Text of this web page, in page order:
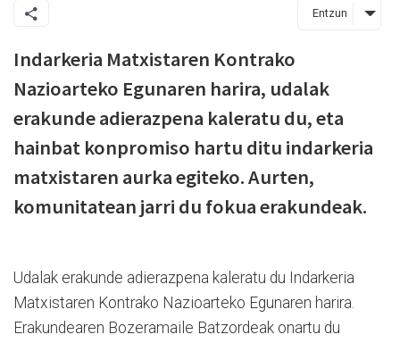
Entzun
Indarkeria Matxistaren Kontrako
Nazioarteko Egunaren harira, udalak
erakunde adierazpena kaleratu du, eta
hainbat konpromiso hartu ditu indarkeria
matxistaren aurka egiteko. Aurten,
komunitatean jarri du fokua erakundeak.
Udalak erakunde adierazpena kaleratu du Indarkeria
Matxistaren Kontrako Nazioarteko Egunaren harira.
Erakundearen Bozeramaile Batzordeak onartu du